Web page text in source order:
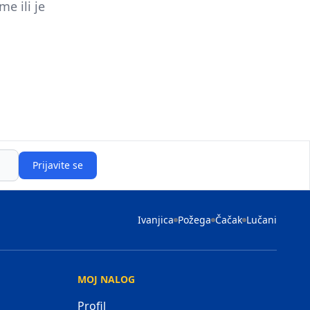
ili je
Prijavite se
Ivanjica Požega Čačak Lučani
MOJ NALOG
Profil